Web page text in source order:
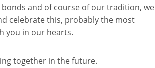
and of course of our tradition, we
celebrate this, probably the most
you in our hearts.
together in the future.